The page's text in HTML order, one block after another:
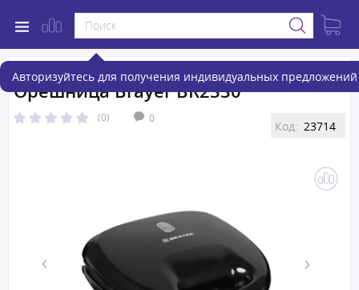
Авторизуйтесь для получения индивидуальных предложений
Орешница Brayer BR2330
(0) 0
Код: 23714